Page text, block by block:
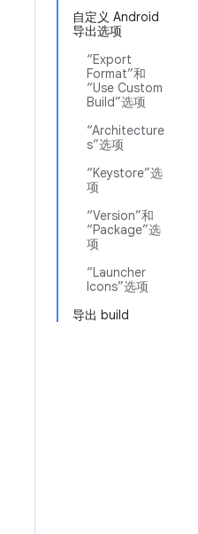
自定义 Android
导出选项
“Export
Format”和
“Use Custom
Build”选项
“Architecture
s”选项
“Keystore”选
项
“Version”和
“Package”选
项
“Launcher
Icons”选项
导出 build